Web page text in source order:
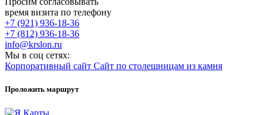
время визита по телефону
+7 (921) 936-18-36
+7 (812) 936-18-36
info@krslon.ru
Мы в соц сетях:
Корпоративный сайт Сайт по столешницам из камня
Проложить маршрут